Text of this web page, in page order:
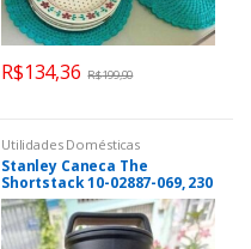
R$134,36 R$199,90
Utilidades Domésticas
Stanley Caneca The
Shortstack 10-02887-069, 230
ml, preto fosco